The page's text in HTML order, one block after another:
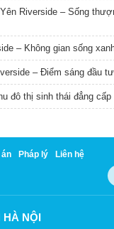
Riverside – Sống
– Không gian sống
– Điểm sáng đầu
đô thị sinh thái đẳng
án Pháp lý Liên hệ
HÀ NỘI